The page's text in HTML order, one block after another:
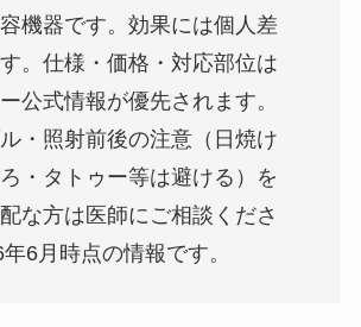
機器です。効果には個人差
。仕様・価格・対応部位は
公式情報が優先されます。
・照射前後の注意（日焼け
・タトゥー等は避ける）を
な方は医師にご相談くださ
6月時点の情報です。